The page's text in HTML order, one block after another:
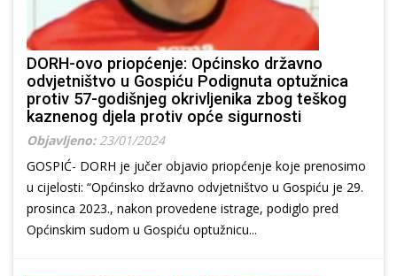
DORH-ovo priopćenje: Općinsko državno
odvjetništvo u Gospiću Podignuta optužnica
protiv 57-godišnjeg okrivljenika zbog teškog
kaznenog djela protiv opće sigurnosti
Objavljeno: 23/01/2024
GOSPIĆ- DORH je jučer objavio priopćenje koje prenosimo
u cijelosti: “Općinsko državno odvjetništvo u Gospiću je 29.
prosinca 2023., nakon provedene istrage, podiglo pred
Općinskim sudom u Gospiću optužnicu...